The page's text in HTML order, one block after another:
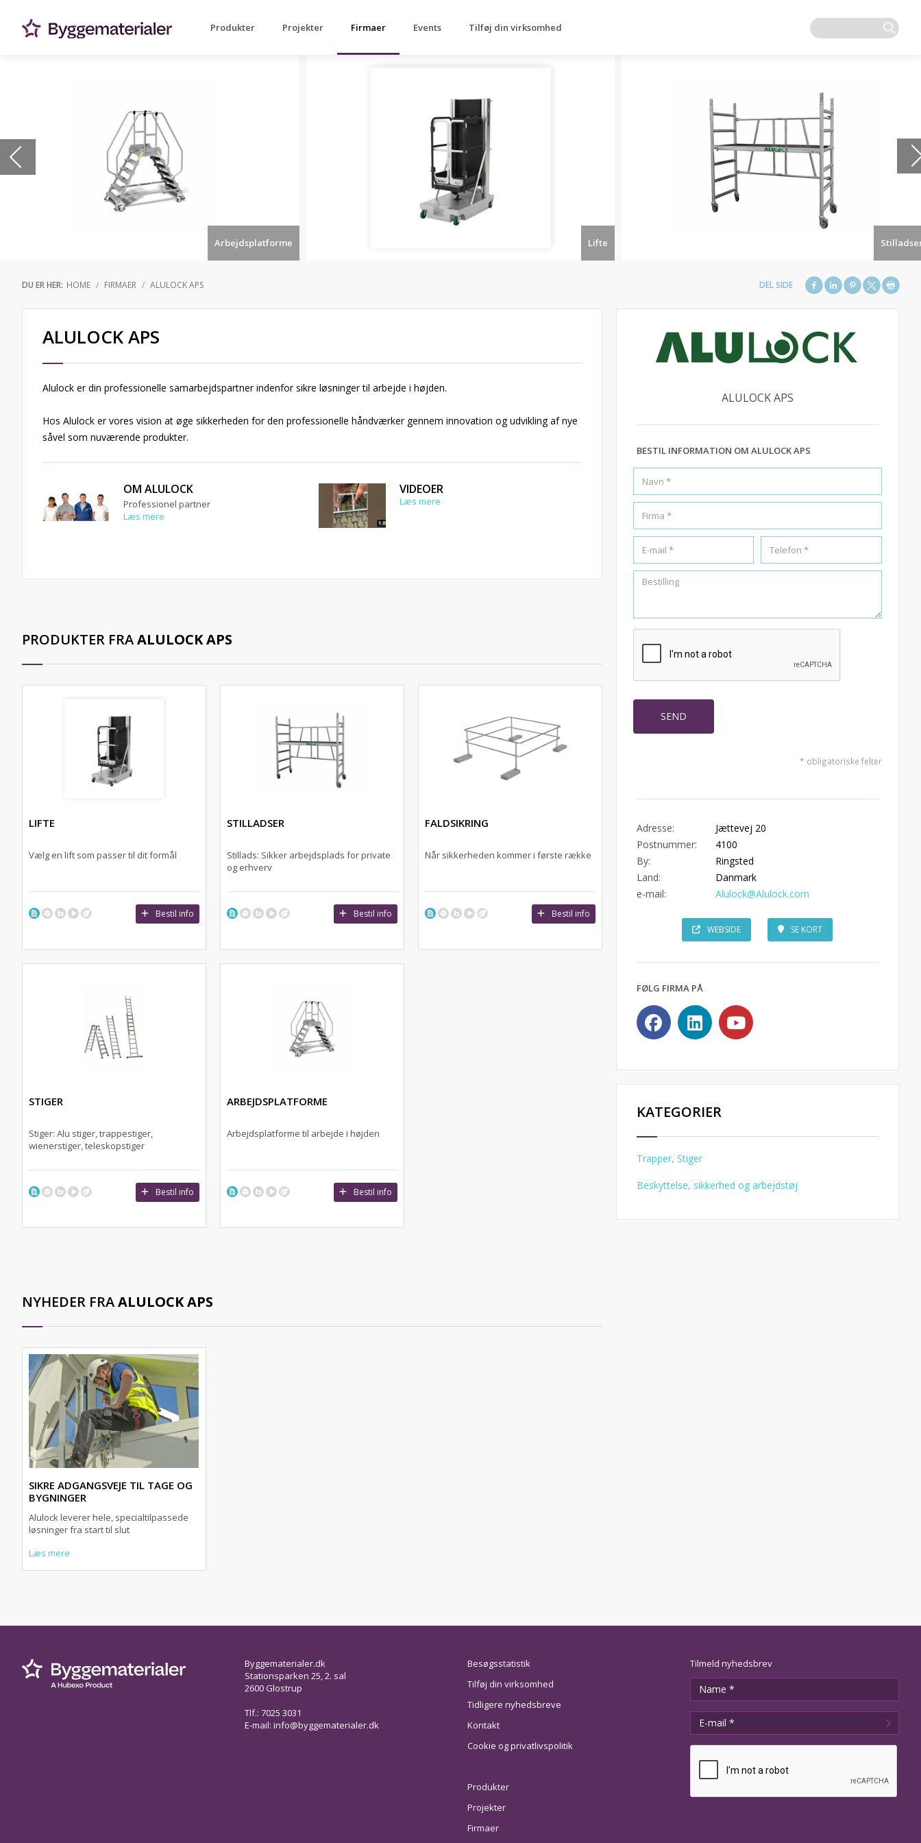
Produkter Projekter Firmaer Events Tilføj din virksomhed
Arbejdsplatforme Lifte
DU ER HER: HOME FIRMAER ALULOCK APS
ALULOCK APS
Alulock er din professionelle samarbejdspartner indenfor sikre løsninger til arbejde i højden.
Hos Alulock er vores vision at øge sikkerheden for den professionelle håndværker gennem innovation og udvikling af nye
såvel som nuværende produkter.
OM ALULOCK
Professionel partner
Læs mere
VIDEOER
Læs mere
PRODUKTER FRAALULOCK APS
LIFTE
Vælg en lift som passer til dit formål
Bestil info
STILLADSER
Stillads: Sikker arbejdsplads for private
og erhverv
Bestil info
FALDSIKRING
Når sikkerheden kommer i første række
Bestil info
STIGER
Stiger: Alu stiger, trappestiger,
wienerstiger, teleskopstiger
Bestil info
ARBEJDSPLATFORME
Arbejdsplatforme til arbejde i højden
Bestil info
NYHEDER FRAALULOCK APS
SIKRE ADGANGSVEJE TIL TAGE OG
BYGNINGER
Alulock leverer hele, specialtilpassede
løsninger fra start til slut
Læs mere
ALULOCK APS
BESTIL INFORMATION OM ALULOCK APS
* obligatoriske felter
Adresse:
Jættevej 20
Postnummer:
4100
By:
Ringsted
Land:
Danmark
e-mail:
Alulock@Alulock.com
WEBSIDE SE KORT
FØLG FIRMA PÅ
KATEGORIER
Trapper, Stiger
Beskyttelse, sikkerhed og arbejdstøj
Byggematerialer.dk
Stationsparken 25, 2. sal
2600 Glostrup
Tlf.: 7025 3031
E-mail: info@byggematerialer.dk
Besøgsstatistik
Tilføj din virksomhed
Tidligere nyhedsbreve
Kontakt
Cookie og privatlivspolitik
Produkter
Projekter
Firmaer
Tilmeld nyhedsbrev